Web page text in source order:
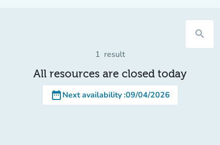
search
1 result
All resources are closed today
date_rangeNext availability:09/04/2026